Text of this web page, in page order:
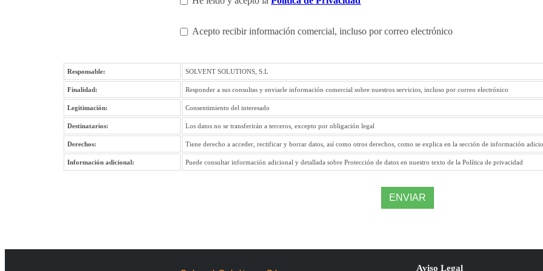
Acepto recibir información comercial, incluso por correo electrónico
Responsable: SOLVENT SOLUTIONS, S.L
Finalidad: Responder a sus consultas y enviarle información comercial sobre nuestros servicios, incluso por correo electrónico
Legitimación: Consentimiento del interesado
Destinatarios: Los datos no se transferirán a terceros, excepto por obligación legal
Derechos: Tiene derecho a acceder, rectificar y borrar datos, así como otros derechos, como se explica en la sección de información
Información adicional: Puede consultar información adicional y detallada sobre Protección de datos en nuestro texto de la Política de privacidad
ENVIAR
Aviso Legal